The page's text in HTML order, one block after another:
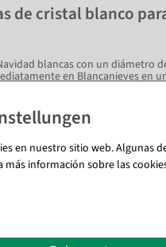
de cristal blanco
blancas con un diámetro
en Blancanieves en
combina con todo en
de Adviento, arreglos,
¡Añade un acento
su mesa festiva y coloque un
rojas, vides de bayas y
en nuestro sitio web. Algunas
más información sobre las